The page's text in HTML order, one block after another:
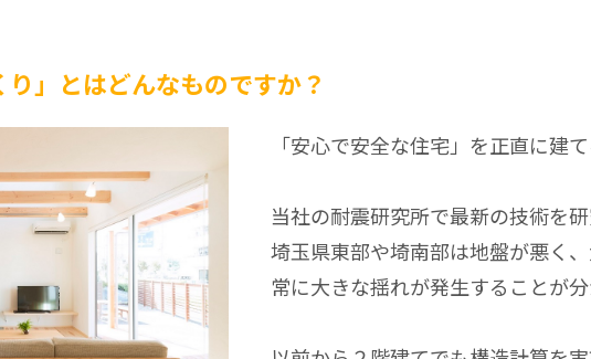
」とはどんなものですか？
「安心で安全な住宅」を正直に建て
当社の耐震研究所で最新の技術を研
埼玉県東部や埼南部は地盤が悪く
常に大きな揺れが発生することが分